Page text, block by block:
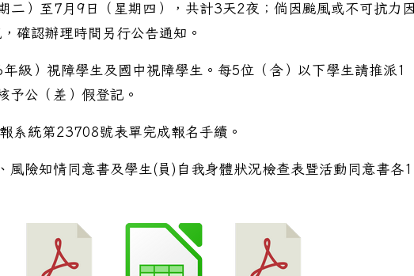
「115年全國性多語多元文化繪本親子共讀心得感想甄選」
二）至7月9日（星期四），共計3天2夜；倘因颱風或不可抗力因
確認辦理時間另行公告通知。
級）視障學生及國中視障學生。每5位（含）以下學生請推派1
予公（差）假登記。
系統第23708號表單完成報名手續。
風險知情同意書及學生(員)自我身體狀況檢查表暨活動同意書各1